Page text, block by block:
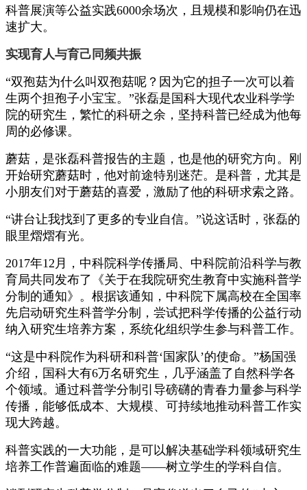
科普展演等公益实践6000余场次，且规模和影响仍在迅
速扩大。
实现育人与育己同频共振
“双孢菇为什么叫双孢菇呢？因为它的担子一次可以着
生两个担孢子小宝宝。”张磊是国科大现代农业科学学
院的研究生，繁忙的科研之余，坚持科普已经成为他每
周的必修课。
蘑菇，是张磊科普报告的主题，也是他的研究方向。刚
开始研究蘑菇时，他对前途特别迷茫。是科普，尤其是
小朋友们对于蘑菇的喜爱，激励了他的科研求索之路。
“讲台让我找到了更多的专业自信。”说这话时，张磊的
眼里熠熠有光。
2017年12月，中科院科学传播局、中科院前沿科学与教
育局共同发布了《关于在我院研究生教育中实施科普学
分制的通知》。根据该通知，中科院下属高校在全国率
先启动研究生科普学分制，尝试把科学传播的公益行动
纳入研究生培养方案，系统化组织学生参与科普工作。
“这是中科院作为科研和科普‘国家队’的使命。”杨国强
介绍，国科大有6万名研究生，几乎涵盖了自然科学各
个领域。通过科普学分制引导磅礴的青春力量参与科学
传播，能够低成本、大规模、可持续地推动科普工作实
现大跨越。
科普实践的一大功能，是可以解决基础学科领域研究生
培养工作普遍面临的难题——树立学生的学科自信。